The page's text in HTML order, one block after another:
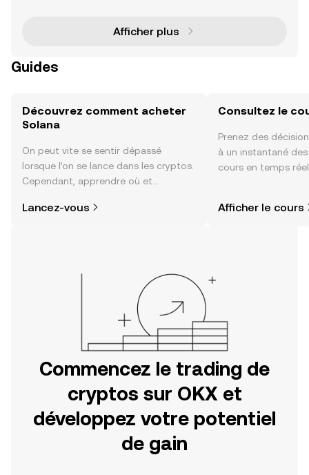
Afficher plus
Guides
Découvrez comment acheter
Solana
On peut vite se sentir dépassé
lorsque l’on se lance dans les cryptos.
Cependant, apprendre où et
plus simple que vous ne l’imaginez.
Lancez-vous
Consultez le
Prenez des
à un instantané
cours en temps
Afficher le cours
Commencez le trading de
cryptos sur OKX et
développez votre potentiel
de gain